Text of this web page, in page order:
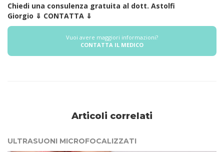
Chiedi una consulenza gratuita al dott. Astolfi
Giorgio ⇓ CONTATTA ⇓
Vuoi avere maggiori informazioni?
CONTATTA IL MEDICO
Articoli correlati
ULTRASUONI MICROFOCALIZZATI